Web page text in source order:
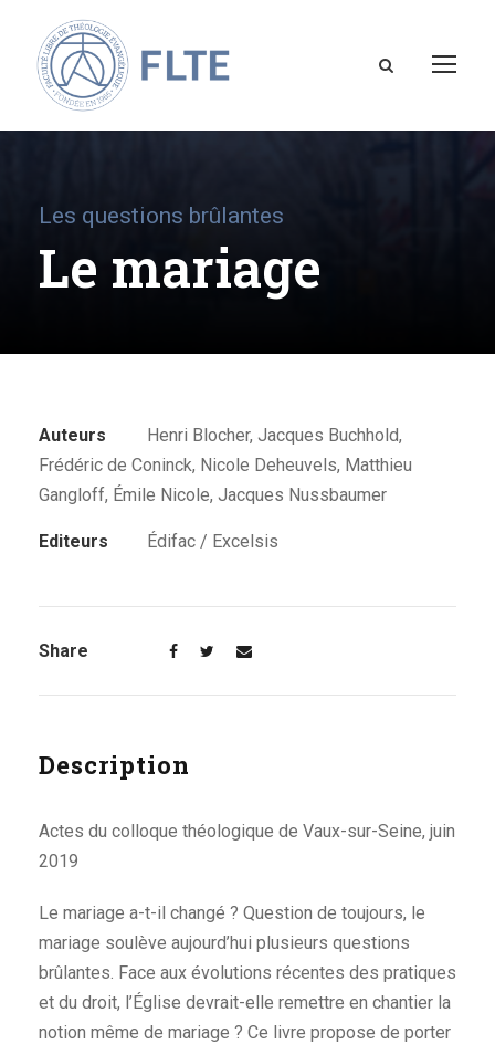
Les questions brûlantes
Le mariage
Auteurs
Henri Blocher, Jacques Buchhold,
Frédéric de Coninck, Nicole Deheuvels, Matthieu
Gangloff, Émile Nicole, Jacques Nussbaumer
Editeurs Édifac / Excelsis
Share
Description
Actes du colloque théologique de Vaux-sur-Seine, juin
2019
Le mariage a-t-il changé ? Question de toujours, le
mariage soulève aujourd’hui plusieurs questions
brûlantes. Face aux évolutions récentes des pratiques
et du droit, l’Église devrait-elle remettre en chantier la
notion même de mariage ? Ce livre propose de porter